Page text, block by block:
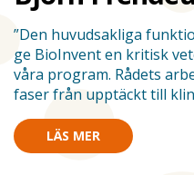
”Den huvudsakliga
ge BioInvent en kritisk
våra program. Rådets
faser från upptäckt till
LÄS MER